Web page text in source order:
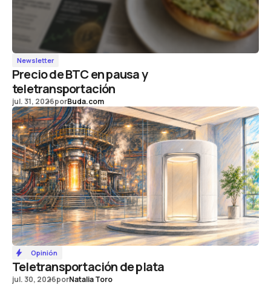
Newsletter
Precio de BTC en pausa y
teletransportación
jul. 31, 2026porBuda.com
Opinión
Teletransportación de plata
jul. 30, 2026porNatalia Toro